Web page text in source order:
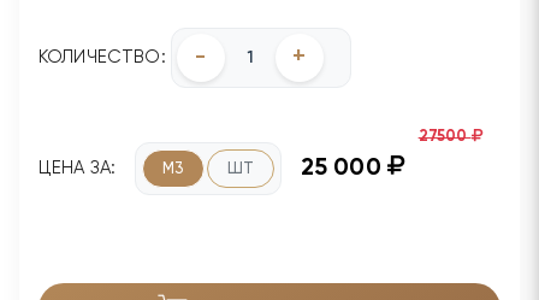
ЦЕНА ЗА: М3 ШТ 25 000
27500
КОЛИЧЕСТВО: - +